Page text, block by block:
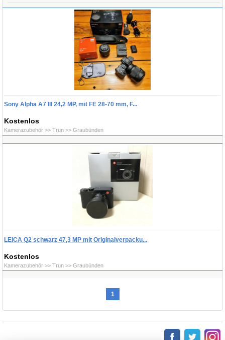
Sony Alpha A7 III 24,2 MP, mit FE 28-70 mm, F...
Kostenlos
Kamerazubehör >> Trun >> Graubünden
LEICA Q2 schwarz 47,3 MP mit Originalverpacku...
Kostenlos
Kamerazubehör >> Trun >> Graubünden
1